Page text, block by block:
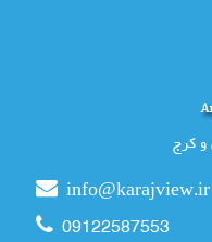
و کرج
info@karajview.ir
09122587553